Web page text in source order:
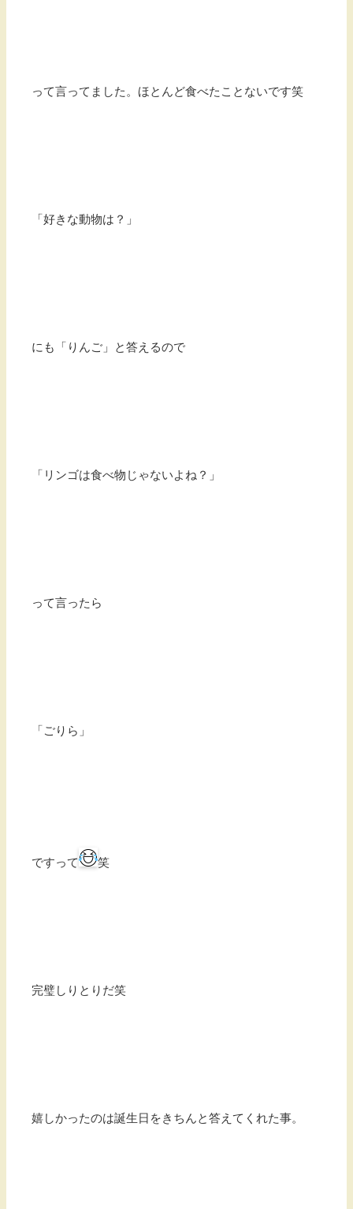
って言ってました。ほとんど食べたことないです笑
「好きな動物は？」
にも「りんご」と答えるので
「リンゴは食べ物じゃないよね？」
って言ったら
「ごりら」
ですって 笑
完璧しりとりだ笑
嬉しかったのは誕生日をきちんと答えてくれた事。